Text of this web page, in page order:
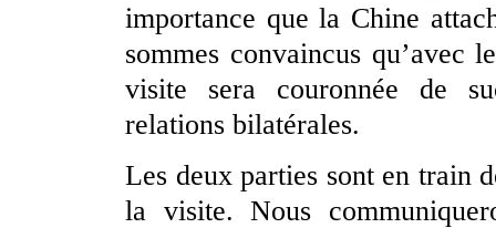
importance que la Chine
sommes convaincus qu’avec
visite sera couronnée de
relations bilatérales.
Les deux parties sont en train
la visite. Nous